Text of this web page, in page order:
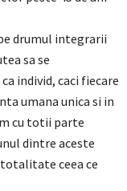
drumul integrarii
sa se
individ, caci fiecare
umana unica si in
cu totii parte
dintre aceste
ceea ce